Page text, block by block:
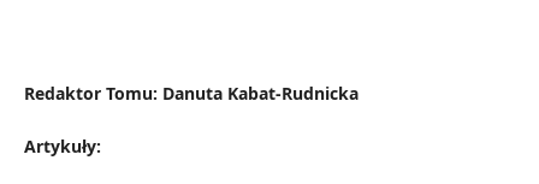
Redaktor Tomu: Danuta Kabat-Rudnicka
Artykuły: